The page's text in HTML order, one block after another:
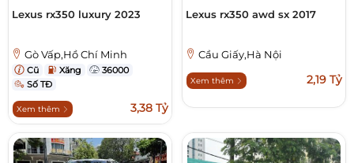
Lexus rx350 luxury 2023
Gò Vấp,Hồ Chí Minh
Cũ Xăng
36000
Số TĐ
Xem thêm 3,38 Tỷ
Lexus rx350 awd sx 2017
Cầu Giấy,Hà Nội
Xem thêm 2,19 Tỷ